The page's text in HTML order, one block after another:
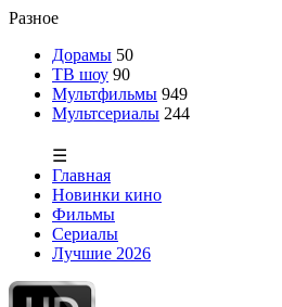
Разное
Дорамы 50
ТВ шоу 90
Мультфильмы 949
Мультсериалы 244
☰
Главная
Новинки кино
Фильмы
Сериалы
Лучшие 2026